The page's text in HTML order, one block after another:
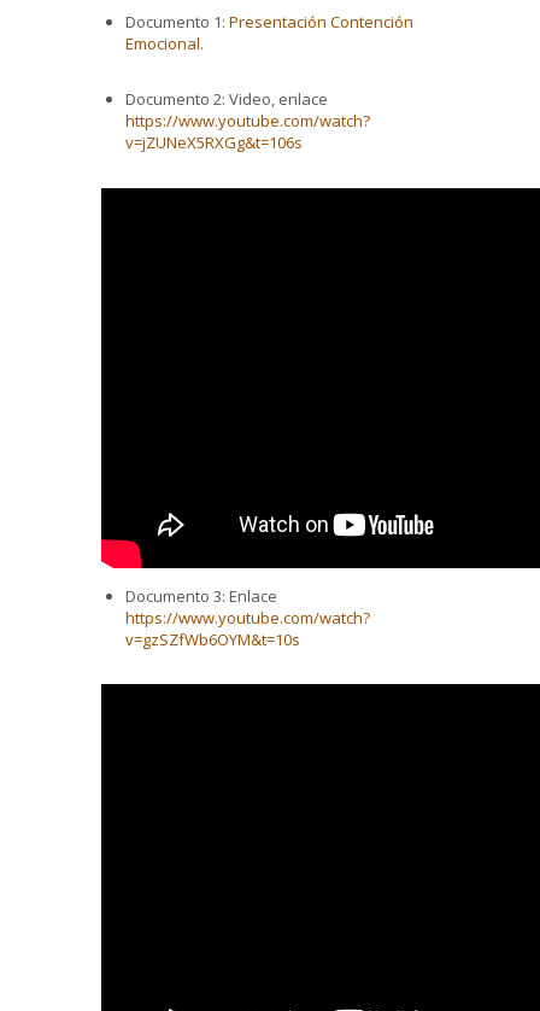
Documento 1: Presentación Contención
Emocional.
Documento 2: Video, enlace
https://www.youtube.com/watch?
v=jZUNeX5RXGg&t=106s
Documento 3: Enlace
https://www.youtube.com/watch?
v=gzSZfWb6OYM&t=10s